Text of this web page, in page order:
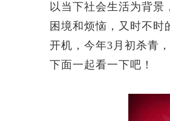
以当下社会生活为背
困境和烦恼，又时不
开机，今年3月初杀青
下面一起看一下吧！